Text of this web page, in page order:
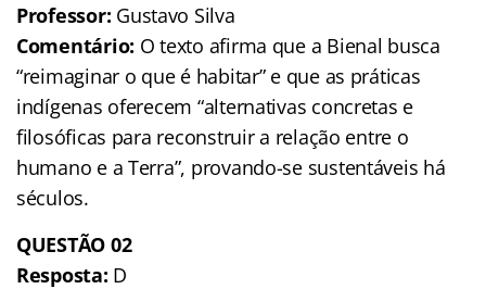
Professor: Gustavo Silva
Comentário: O texto afirma que a Bienal busca
“reimaginar o que é habitar” e que as práticas
indígenas oferecem “alternativas concretas e
filosóficas para reconstruir a relação entre o
humano e a Terra”, provando-se sustentáveis há
séculos.
QUESTÃO 02
Resposta: D